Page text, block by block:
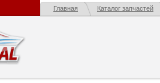
Главная Каталог запчастей